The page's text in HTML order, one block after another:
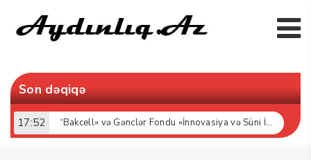
Son dəqiqə
17:52 “Bakcell» və Gənclər Fondu «İnnovasiya və Süni İntellekt» üzrə təqaüd proqramının qalibləri ilə görüş keçirib